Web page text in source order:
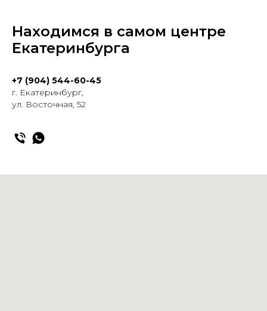
Находимся в самом центре
Екатеринбурга
+7 (904) 544-60-45
г. Екатеринбург,
ул. Восточная, 52